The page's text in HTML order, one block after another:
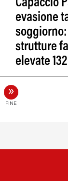
Capaccio
evasione
strutture
elevate
»
FINE